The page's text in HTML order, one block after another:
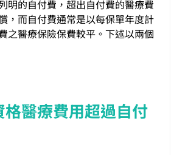
明的自付費，超出自付費的醫療費
，而自付費通常是以每保單年度計
之醫療保險保費較平。下述以兩個
醫療費用超過自付